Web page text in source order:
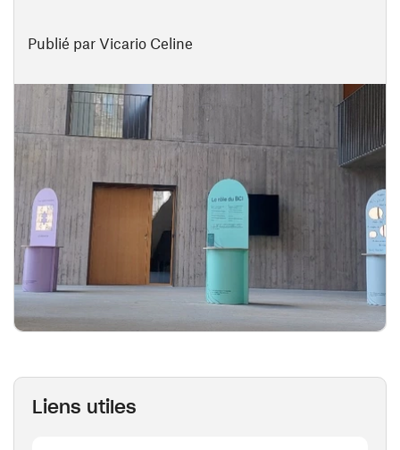
Publié par Vicario Celine
Liens utiles